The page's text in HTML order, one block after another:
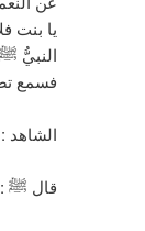
يا بنت
النبيُّ
فسمع
الشاهد :
قال ﷺ :